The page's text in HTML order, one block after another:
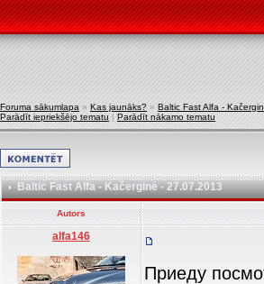
Foruma sākumlapa » Kas jaunāks? » Baltic Fast Alfa -
Parādīt iepriekšējo tematu | Parādīt nākamo tematu
Baltic Fast Alfa - Kačerginė - 27.07.2013
Autors
alfa146
Приеду